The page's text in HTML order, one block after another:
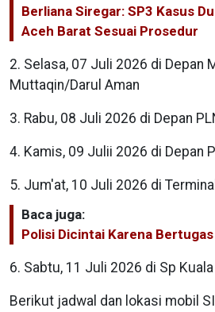
Berliana Siregar: SP3 Kasus
Aceh Barat Sesuai Prosedur
2. Selasa, 07 Juli 2026 di Depan
Muttaqin/Darul Aman
3. Rabu, 08 Juli 2026 di Depan
4. Kamis, 09 Julii 2026 di Depan
5. Jum'at, 10 Juli 2026 di
Baca juga:
Polisi Dicintai Karena
6. Sabtu, 11 Juli 2026 di Sp
Berikut jadwal dan lokasi mobil